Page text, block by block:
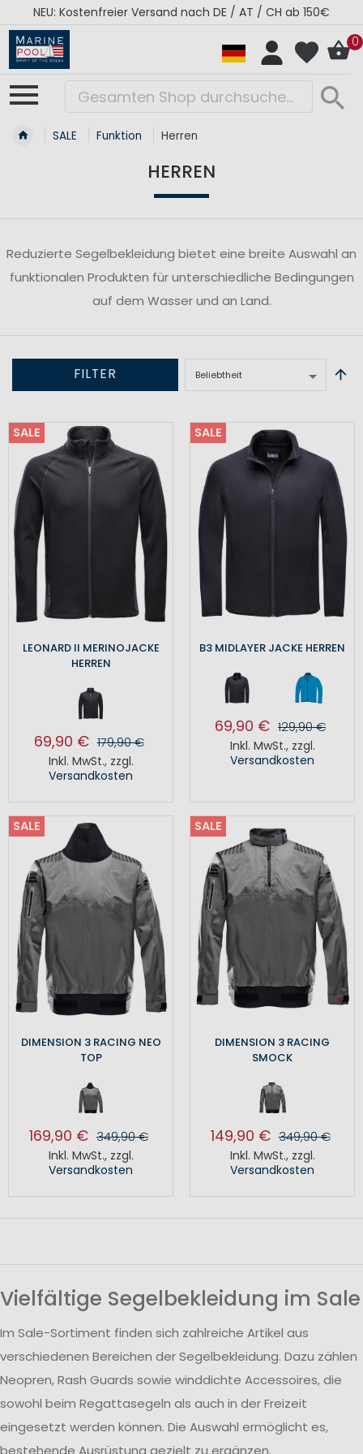
NEU: Kostenfreier Versand nach DE / AT / CH ab 150€
0
SALE Funktion Herren
HERREN
Reduzierte Segelbekleidung bietet eine breite Auswahl an
funktionalen Produkten für unterschiedliche Bedingungen
auf dem Wasser und an Land.
FILTER
SALE
LEONARD II MERINOJACKE
HERREN
69,90 € 179,90 €
Inkl. MwSt., zzgl.
Versandkosten
SALE
B3 MIDLAYER JACKE HERREN
69,90 € 129,90 €
Inkl. MwSt., zzgl.
Versandkosten
SALE
DIMENSION 3 RACING NEO
TOP
169,90 € 349,90 €
Inkl. MwSt., zzgl.
Versandkosten
SALE
DIMENSION 3 RACING
SMOCK
149,90 € 349,90 €
Inkl. MwSt., zzgl.
Versandkosten
Vielfältige Segelbekleidung im Sale
Im Sale-Sortiment finden sich zahlreiche Artikel aus
verschiedenen Bereichen der Segelbekleidung. Dazu zählen
Neopren, Rash Guards sowie winddichte Accessoires, die
sowohl beim Regattasegeln als auch in der Freizeit
eingesetzt werden können. Die Auswahl ermöglicht es,
bestehende Ausrüstung gezielt zu ergänzen.